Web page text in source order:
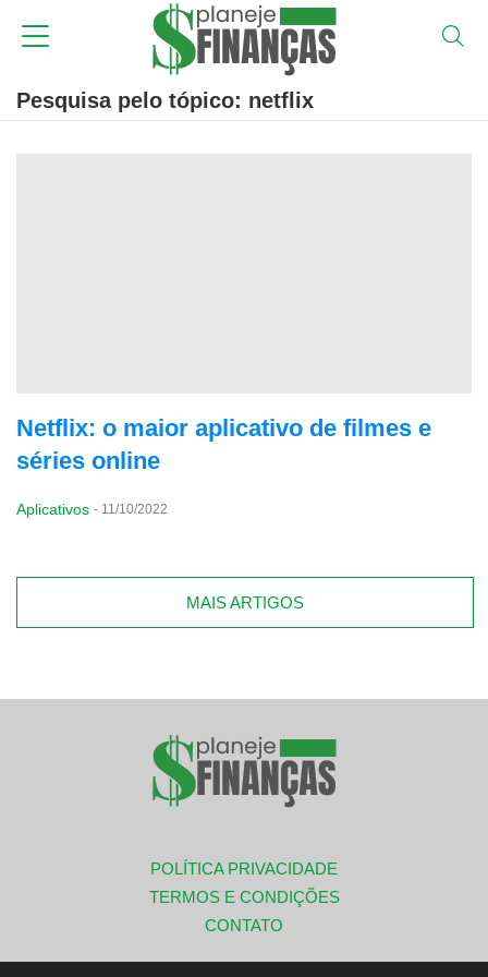
Pesquisa pelo tópico: netflix
Netflix: o maior aplicativo de filmes e
séries online
Aplicativos - 11/10/2022
MAIS ARTIGOS
POLÍTICA PRIVACIDADE
TERMOS E CONDIÇÕES
CONTATO